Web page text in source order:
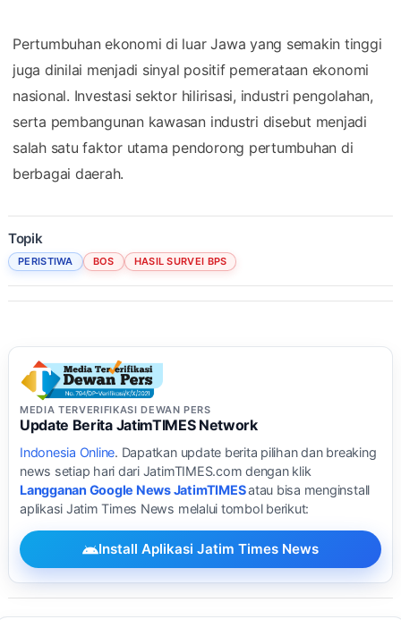
Pertumbuhan ekonomi di luar Jawa yang semakin tinggi
juga dinilai menjadi sinyal positif pemerataan ekonomi
nasional. Investasi sektor hilirisasi, industri pengolahan,
serta pembangunan kawasan industri disebut menjadi
salah satu faktor utama pendorong pertumbuhan di
berbagai daerah.
Topik
PERISTIWA BOS HASIL SURVEI BPS
MEDIA TERVERIFIKASI DEWAN PERS
Update Berita JatimTIMES Network
Indonesia Online. Dapatkan update berita pilihan dan breaking
news setiap hari dari JatimTIMES.com dengan klik
Langganan Google News JatimTIMESatau bisa menginstall
aplikasi Jatim Times News melalui tombol berikut:
Install Aplikasi Jatim Times News